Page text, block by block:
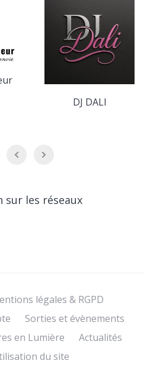
DJ DALI
sur les réseaux
légales & RGPD
Sorties et évènements
en Lumière
Actualités
du site